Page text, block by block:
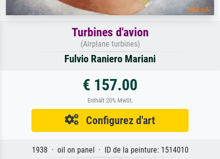
Turbines d'avion
(Airplane turbines)
Fulvio Raniero Mariani
€ 157.00
Enthält 20% MwSt.
Configurez d'art
1938 · oil on panel · ID de la peinture: 1514010